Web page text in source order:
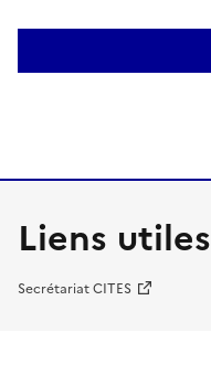
Liens utiles
Secrétariat CITES